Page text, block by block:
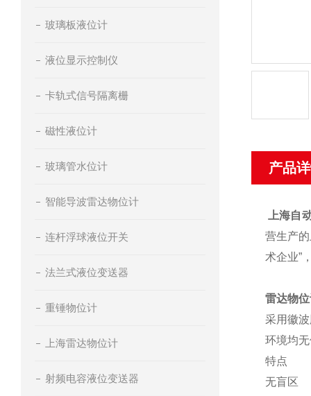
玻璃板液位计
液位显示控制仪
卡轨式信号隔离栅
磁性液位计
玻璃管水位计
智能导波雷达物位计
连杆浮球液位开关
法兰式液位变送器
重锤物位计
上海雷达物位计
射频电容液位变送器
产品
上海自
营生产
术企业”
雷达物
采用徽
环境均
特点
无盲区